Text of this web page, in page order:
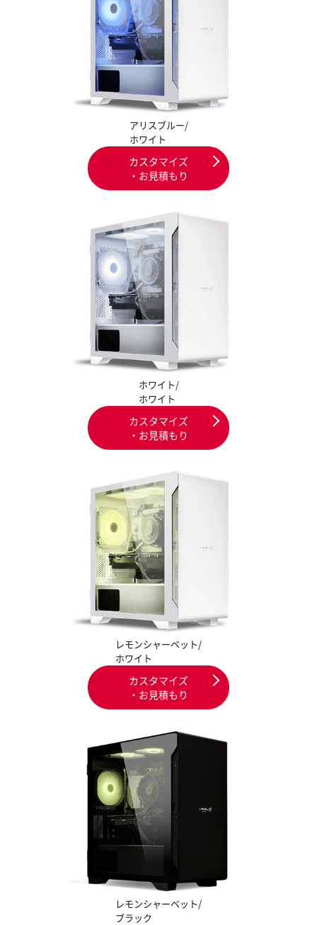
アリスブルー/
ホワイト
カスタマイズ
・お見積もり
ホワイト/
ホワイト
カスタマイズ
・お見積もり
レモンシャーベット/
ホワイト
カスタマイズ
・お見積もり
レモンシャーベット/
ブラック